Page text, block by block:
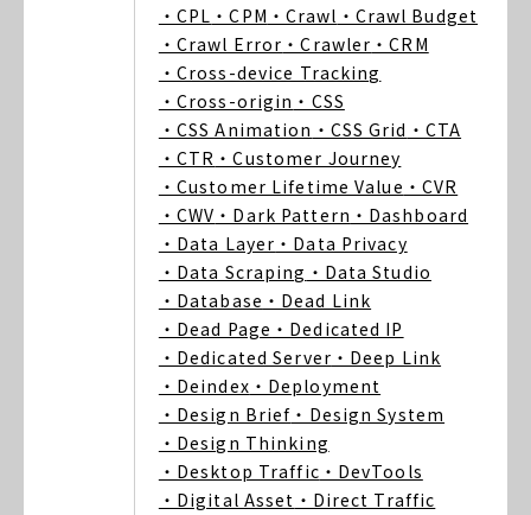
・CPL ・CPM ・Crawl ・Crawl Budget
・Crawl Error ・Crawler ・CRM
・Cross-device Tracking
・Cross-origin ・CSS
・CSS Animation ・CSS Grid ・CTA
・CTR ・Customer Journey
・Customer Lifetime Value ・CVR
・CWV ・Dark Pattern ・Dashboard
・Data Layer ・Data Privacy
・Data Scraping ・Data Studio
・Database ・Dead Link
・Dead Page ・Dedicated IP
・Dedicated Server ・Deep Link
・Deindex ・Deployment
・Design Brief ・Design System
・Design Thinking
・Desktop Traffic ・DevTools
・Digital Asset ・Direct Traffic